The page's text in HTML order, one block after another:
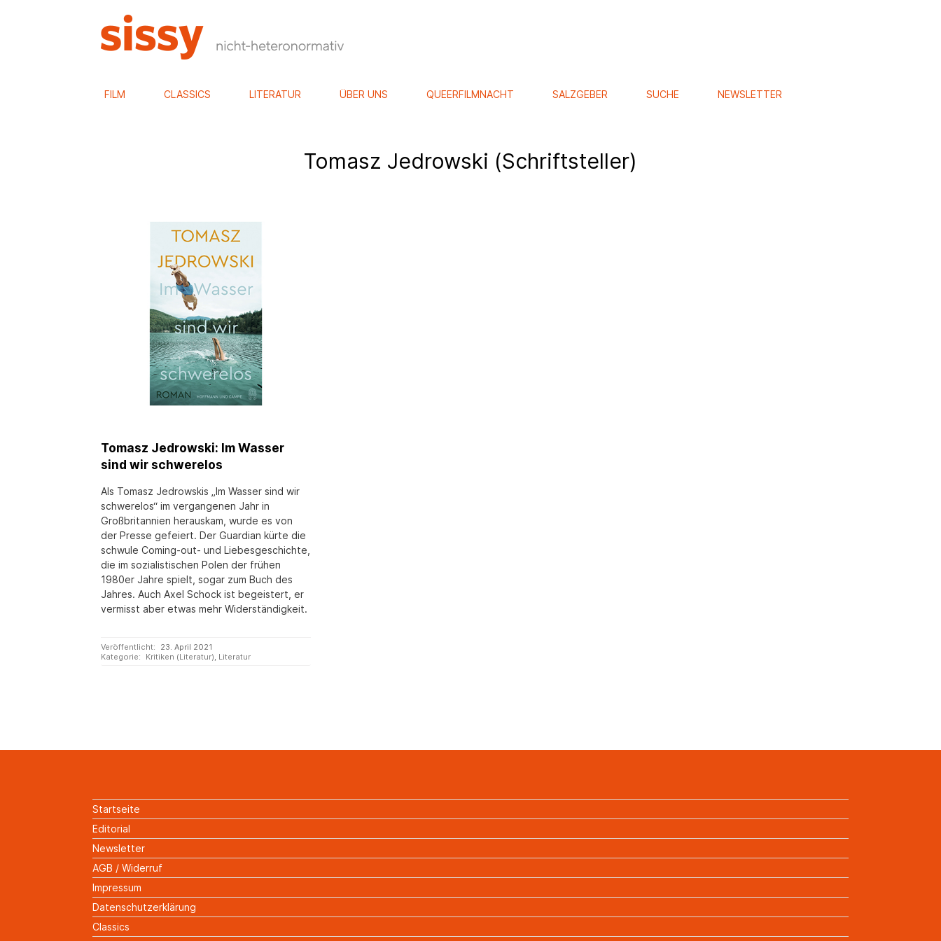
FILM CLASSICS LITERATUR ÜBER UNS QUEERFILMNACHT SALZGEBER SUCHE NEWSLETTER
Tomasz Jedrowski (Schriftsteller)
Tomasz Jedrowski: Im Wasser
sind wir schwerelos
Als Tomasz Jedrowskis „Im Wasser sind wir
schwerelos“ im vergangenen Jahr in
Großbritannien herauskam, wurde es von
der Presse gefeiert. Der Guardian kürte die
schwule Coming-out- und Liebesgeschichte,
die im sozialistischen Polen der frühen
1980er Jahre spielt, sogar zum Buch des
Jahres. Auch Axel Schock ist begeistert, er
vermisst aber etwas mehr Widerständigkeit.
Veröffentlicht:
23. April 2021
Kategorie:
Kritiken (Literatur) Literatur
Startseite
Editorial
Newsletter
AGB / Widerruf
Impressum
Datenschutzerklärung
Classics